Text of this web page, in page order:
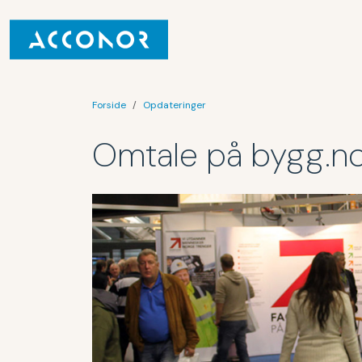
Forside Opdateringer
Omtale på